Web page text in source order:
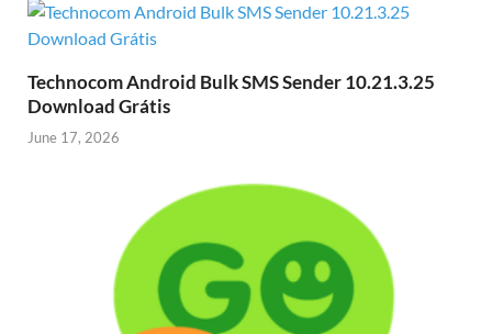
Technocom Android Bulk SMS Sender 10.21.3.25
Download Grátis
June 17, 2026